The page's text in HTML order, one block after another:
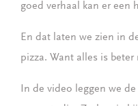
goed verhaal kan er een
En dat laten we zien in
pizza. Want alles is
In de video leggen we